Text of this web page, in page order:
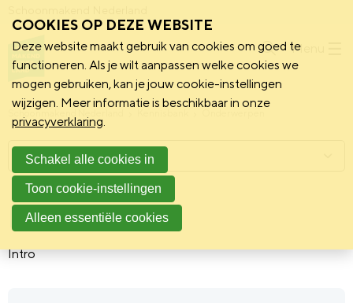
Menu
Schoonmakend Nederland
Personeel
Intro
Menu
COOKIES OP DEZE WEBSITE
Deze website maakt gebruik van cookies om goed te
functioneren. Als je wilt aanpassen welke cookies we
mogen gebruiken, kan je jouw cookie-instellingen
wijzigen. Meer informatie is beschikbaar in onze
privacyverklaring.
Schakel alle cookies in
Toon cookie-instellingen
Alleen essentiële cookies